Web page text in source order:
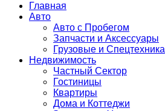
Главная
Авто
Авто с Пробегом
Запчасти и Аксессуары
Грузовые и Спецтехника
Недвижимость
Частный Сектор
Гостиницы
Квартиры
Дома и Коттеджи